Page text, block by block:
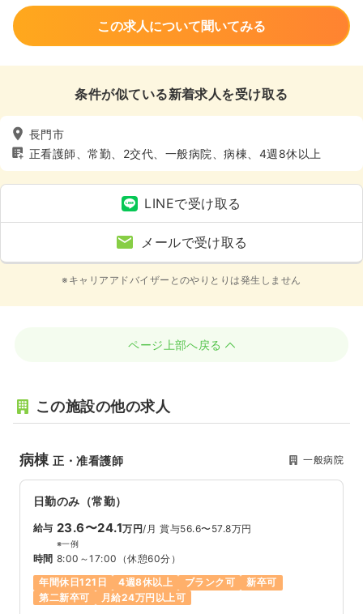
この求人について聞いてみる
条件が似ている新着求人を受け取る
長門市
正看護師、常勤、2交代、一般病院、病棟、4週8休以上
LINEで受け取る
メールで受け取る
※キャリアアドバイザーとのやりとりは発生しません
ページ上部へ戻る
この施設の他の求人
病棟正・准看護師 一般病院
日勤のみ（常勤）
給与 23.6〜24.1万円/月 賞与56.6〜57.8万円
※一例
時間 8:00～17:00 （休憩60分）
年間休日121日
4週8休以上 ブランク可
新卒可
第二新卒可
月給24万円以上可